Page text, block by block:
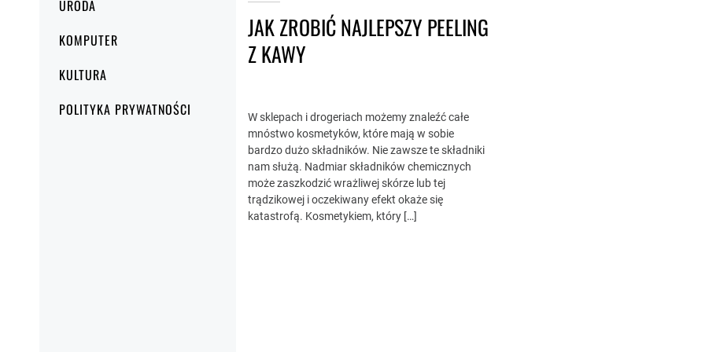
URODA
KOMPUTER
KULTURA
POLITYKA PRYWATNOŚCI
JAK ZROBIĆ NAJLEPSZY PEELING
Z KAWY
W sklepach i drogeriach możemy znaleźć całe
mnóstwo kosmetyków, które mają w sobie
bardzo dużo składników. Nie zawsze te składniki
nam służą. Nadmiar składników chemicznych
może zaszkodzić wrażliwej skórze lub tej
trądzikowej i oczekiwany efekt okaże się
katastrofą. Kosmetykiem, który […]